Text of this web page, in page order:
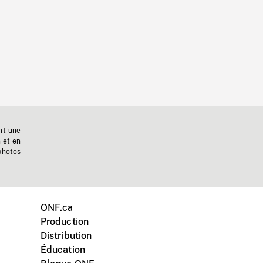
une
et en
ONF.ca
Production
Distribution
Éducation